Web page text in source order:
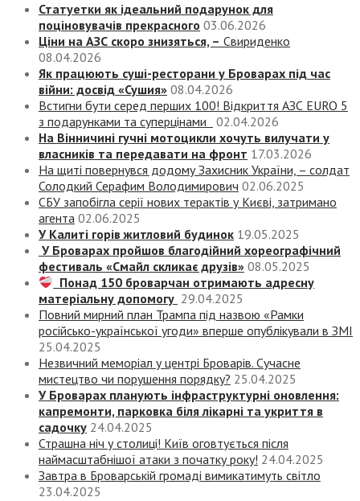
Статуетки як ідеальний подарунок для
поціновувачів прекрасного 03.06.2026
Ціни на АЗС скоро знизяться, – Свириденко
08.04.2026
Як працюють суші-ресторани у Броварах під час
війни: досвід «Сушия» 08.04.2026
Встигни бути серед перших 100! Відкриття АЗС EURO 5
з подарунками та суперцінами
02.04.2026
На Вінничині гучні мотоцикли хочуть вилучати у
власників та передавати на фронт 17.03.2026
На щиті повернувся додому Захисник України, – солдат
Солодкий Серафим Володимирович 02.06.2025
СБУ запобігла серії нових терактів у Києві, затримано
агента 02.06.2025
У Калиті горів житловий будинок 19.05.2025
У Броварах пройшов благодійний хореографічний
фестиваль «Смайл скликає друзів» 08.05.2025
Понад 150 броварчан отримають адресну
матеріальну допомогу 29.04.2025
Повний мирний план Трампа під назвою «‎Рамки
російсько-української угоди» вперше опублікували в ЗМІ
25.04.2025
Незвичний меморіал у центрі Броварів. Сучасне
мистецтво чи порушення порядку? 25.04.2025
У Броварах планують інфраструктурні оновлення:
капремонти, парковка біля лікарні та укриття в
садочку 24.04.2025
Страшна ніч у столиці! Київ оговтується після
наймасштабнішої атаки з початку року! 24.04.2025
Завтра в Броварській громаді вимикатимуть світло
23.04.2025